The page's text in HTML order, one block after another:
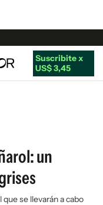
Suscribite x
US$ 3,45
un
se llevarán a cabo